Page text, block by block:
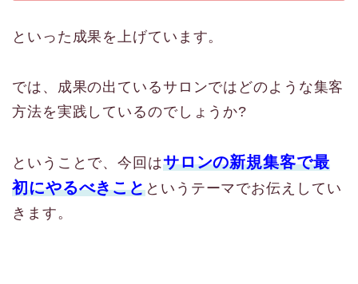
といった成果を上げています。
では、成果の出ているサロンではどのような集客
方法を実践しているのでしょうか?
ということで、今回はサロンの新規集客で最
初にやるべきことというテーマでお伝えしてい
きます。